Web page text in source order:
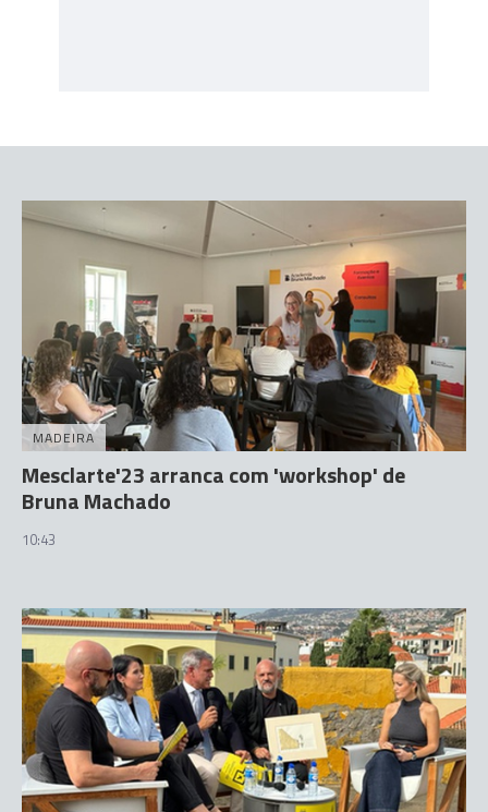
MADEIRA
Mesclarte'23 arranca com 'workshop' de
Bruna Machado
10:43